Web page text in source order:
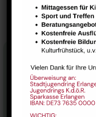
Steinheimer
Stadtteilhaus
Tel.:09131-9232777